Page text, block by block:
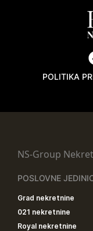
POLITIKA
NS-Group
POSLOVNE
Grad nekretnine
021 nekretnine
Royal nekretnine